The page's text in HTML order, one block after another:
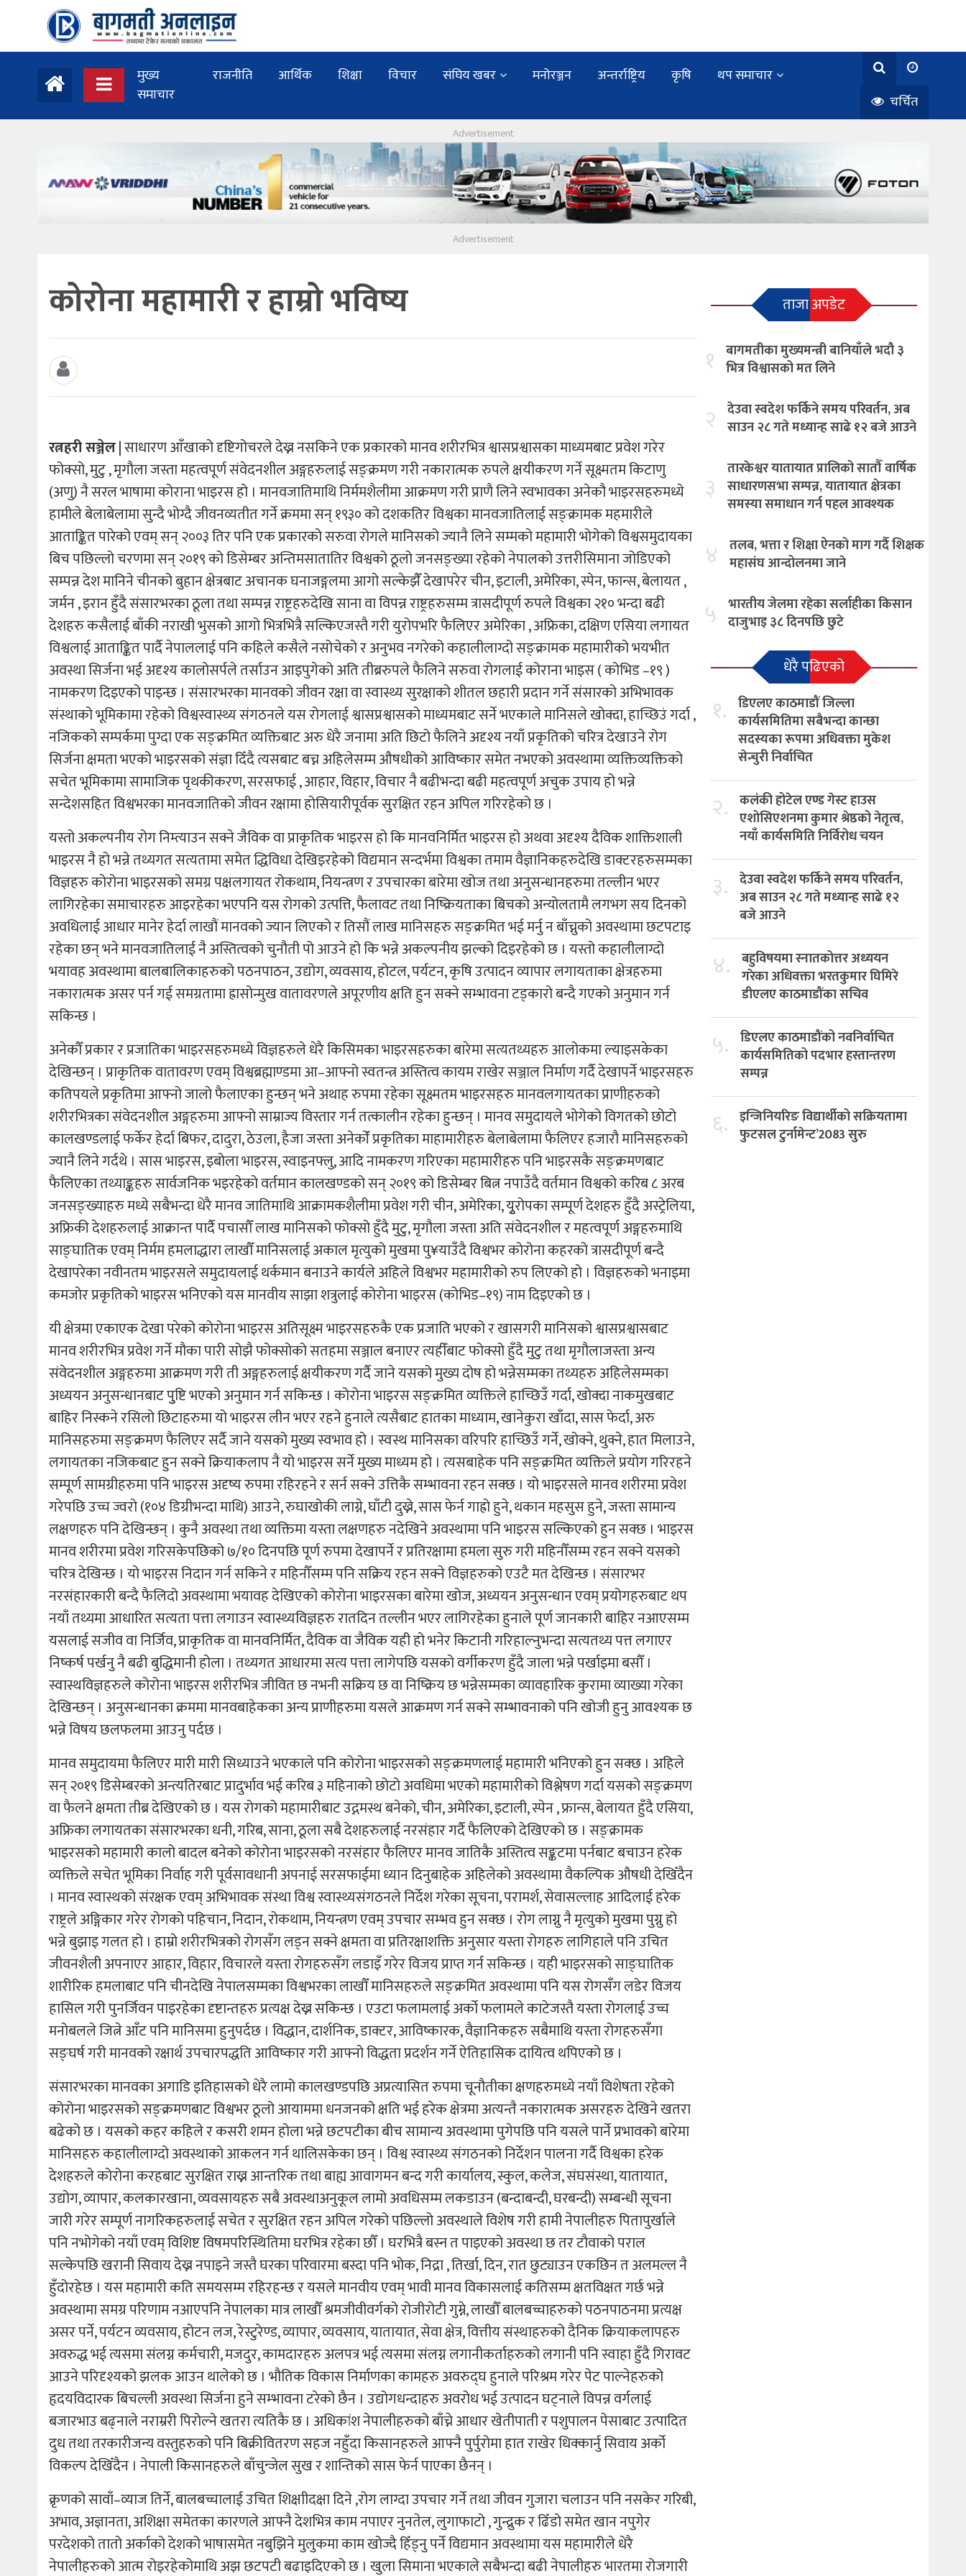
मुख्य
समाचार
राजनीति आर्थिक शिक्षा विचार संघिय खबर मनोरञ्जन अन्तर्राष्ट्रिय कृषि
थप समाचार
चर्चित
कोरोना महामारी र हाम्रो भविष्य
रत्नहरी सञ्जेल| साधारण आँखाको दृष्टिगोचरले देख्न नसकिने एक प्रकारको मानव शरीरभित्र श्वासप्रश्वासका माध्यमबाट प्रवेश गरेर
फोक्सो, मुटु , मृगौला जस्ता महत्वपूर्ण संवेदनशील अङ्गहरुलाई सङ्क्रमण गरी नकारात्मक रुपले क्षयीकरण गर्ने सूक्ष्मतम किटाणु
(अणु) नै सरल भाषामा कोराना भाइरस हो । मानवजातिमाथि निर्ममशैलीमा आक्रमण गरी प्राणै लिने स्वभावका अनेकौ भाइरसहरुमध्ये
हामीले बेलाबेलामा सुन्दै भोग्दै जीवनव्यतीत गर्ने क्रममा सन् १९३० को दशकतिर विश्वका मानवजातिलाई सङ्क्रामक महमारीले
आताङ्कित पारेको एवम् सन् २००३ तिर पनि एक प्रकारको सरुवा रोगले मानिसको ज्यानै लिने सम्मको महामारी भोगेको विश्वसमुदायका
बिच पछिल्लो चरणमा सन् २०१९ को डिसेम्बर अन्तिमसातातिर विश्वको ठूलो जनसङ्ख्या रहेको नेपालको उत्तरीसिमाना जोडिएको
सम्पन्न देश मानिने चीनको बुहान क्षेत्रबाट अचानक घनाजङ्गलमा आगो सल्केझैँ देखापरेर चीन, इटाली, अमेरिका, स्पेन, फान्स, बेलायत ,
जर्मन , इरान हुँदै संसारभरका ठूला तथा सम्पन्न राष्ट्रहरुदेखि साना वा विपन्न राष्ट्रहरुसम्म त्रासदीपूर्ण रुपले विश्वका २१० भन्दा बढी
देशहरु कसैलाई बाँकी नराखी भुसको आगो भित्रभित्रै सल्किएजस्तै गरी युरोपभरि फैलिएर अमेरिका , अफ्रिका, दक्षिण एसिया लगायत
विश्वलाई आताङ्कित पार्दै नेपाललाई पनि कहिले कसैले नसोचेको र अनुभव नगरेको कहालीलाग्दो सङ्क्रामक महामारीको भयभीत
अवस्था सिर्जना भई अदृश्य कालोसर्पले तर्साउन आइपुगेको अति तीब्ररुपले फैलिने सरुवा रोगलाई कोराना भाइस ( कोभिड –१९ )
नामकरण दिइएको पाइन्छ । संसारभरका मानवको जीवन रक्षा वा स्वास्थ्य सुरक्षाको शीतल छहारी प्रदान गर्ने संसारको अभिभावक
संस्थाको भूमिकामा रहेको विश्वस्वास्थ्य संगठनले यस रोगलाई श्वासप्रश्वासको माध्यमबाट सर्ने भएकाले मानिसले खोक्दा, हाच्छिउं गर्दा ,
नजिकको सम्पर्कमा पुग्दा एक सङ्क्रमित व्यक्तिबाट अरु धेरै जनामा अति छिटो फैलिने अदृश्य नयाँ प्रकृतिको चरित्र देखाउने रोग
सिर्जना क्षमता भएको भाइरसको संज्ञा दिँदै त्यसबाट बच्न अहिलेसम्म औषधीको आविष्कार समेत नभएको अवस्थामा व्यक्तिव्यक्तिको
सचेत भूमिकामा सामाजिक पृथकीकरण, सरसफाई , आहार, विहार, विचार नै बढीभन्दा बढी महत्वपूर्ण अचुक उपाय हो भन्ने
सन्देशसहित विश्वभरका मानवजातिको जीवन रक्षामा होसियारीपूर्वक सुरक्षित रहन अपिल गरिरहेको छ ।
यस्तो अकल्पनीय रोग निम्त्याउन सक्ने जैविक वा प्राकृतिक भाइरस हो कि मानवनिर्मित भाइरस हो अथवा अदृश्य दैविक शाक्तिशाली
भाइरस नै हो भन्ने तथ्यगत सत्यतामा समेत द्धिविधा देखिइरहेको विद्यमान सन्दर्भमा विश्वका तमाम वैज्ञानिकहरुदेखि डाक्टरहरुसम्मका
विज्ञहरु कोरोना भाइरसको समग्र पक्षलगायत रोकथाम, नियन्त्रण र उपचारका बारेमा खोज तथा अनुसन्धानहरुमा तल्लीन भएर
लागिरहेका समाचारहरु आइरहेका भएपनि यस रोगको उत्पत्ति, फैलावट तथा निष्क्रियताका बिचको अन्योलतामै लगभग सय दिनको
अवधिलाई आधार मानेर हेर्दा लाखौं मानवको ज्यान लिएको र तिसौं लाख मानिसहरु सङ्क्रमित भई मर्नु न बाँच्नुको अवस्थामा छटपटाइ
रहेका छन् भने मानवजातिलाई नै अस्तित्वको चुनौती पो आउने हो कि भन्ने अकल्पनीय झल्को दिइरहेको छ । यस्तो कहालीलाग्दो
भयावह अवस्थामा बालबालिकाहरुको पठनपाठन, उद्योग, व्यवसाय, होटल, पर्यटन, कृषि उत्पादन व्यापार लगायताका क्षेत्रहरुमा
नकारात्मक असर पर्न गई समग्रतामा ह्रासोन्मुख वातावरणले अपूरणीय क्षति हुन सक्ने सम्भावना टड्कारो बन्दै गएको अनुमान गर्न
सकिन्छ ।
अनेकौँ प्रकार र प्रजातिका भाइरसहरुमध्ये विज्ञहरुले धेरै किसिमका भाइरसहरुका बारेमा सत्यतथ्यहरु आलोकमा ल्याइसकेका
देखिन्छन् । प्राकृतिक वातावरण एवम् विश्वब्रह्माण्डमा आ–आफ्नो स्वतन्त्र अस्तित्व कायम राखेर सञ्जाल निर्माण गर्दै देखापर्ने भाइरसहरु
कतिपयले प्रकृतिमा आफ्नो जालो फैलाएका हुन्छन् भने अथाह रुपमा रहेका सूक्ष्मतम भाइरसहरु मानवलगायतका प्राणीहरुको
शरीरभित्रका संवेदनशील अङ्गहरुमा आफ्नो साम्राज्य विस्तार गर्न तत्कालीन रहेका हुन्छन् । मानव समुदायले भोगेको विगतको छोटो
कालखण्डलाई फर्केर हेर्दा बिफर, दादुरा, ठेउला, हैजा जस्ता अनेकोँ प्रकृतिका माहामारीहरु बेलाबेलामा फैलिएर हजारौ मानिसहरुको
ज्यानै लिने गर्दथे । सास भाइरस, इबोला भाइरस, स्वाइनफ्लु, आदि नामकरण गरिएका महामारीहरु पनि भाइरसकै सङ्क्रमणबाट
फैलिएका तथ्याङ्कहरु सार्वजनिक भइरहेको वर्तमान कालखण्डको सन् २०१९ को डिसेम्बर बित्न नपाउँदै वर्तमान विश्वको करिब ८ अरब
जनसङ्ख्याहरु मध्ये सबैभन्दा धेरै मानव जातिमाथि आक्रामकशैलीमा प्रवेश गरी चीन, अमेरिका, युृरोपका सम्पूर्ण देशहरु हुँदै अस्ट्रेलिया,
अफ्रिकी देशहरुलाई आक्रान्त पार्दै पचासौँ लाख मानिसको फोक्सो हुँदै मुटु, मृगौला जस्ता अति संवेदनशील र महत्वपूर्ण अङ्गहरुमाथि
साङ्घातिक एवम् निर्मम हमलाद्धारा लाखौँ मानिसलाई अकाल मृत्युको मुखमा पु¥याउँदै विश्वभर कोरोना कहरको त्रासदीपूर्ण बन्दै
देखापरेका नवीनतम भाइरसले समुदायलाई थर्कमान बनाउने कार्यले अहिले विश्वभर महामारीको रुप लिएको हो । विज्ञहरुको भनाइमा
कमजोर प्रकृतिको भाइरस भनिएको यस मानवीय साझा शत्रुलाई कोरोना भाइरस (कोभिड–१९) नाम दिइएको छ ।
यी क्षेत्रमा एकाएक देखा परेको कोरोना भाइरस अतिसूक्ष्म भाइरसहरुकै एक प्रजाति भएको र खासगरी मानिसको श्वासप्रश्वासबाट
मानव शरीरभित्र प्रवेश गर्ने मौका पारी सोझै फोक्सोको सतहमा सञ्जाल बनाएर त्यहीँबाट फोक्सो हुँदै मुटु तथा मृगौलाजस्ता अन्य
संवेदनशील अङ्गहरुमा आक्रमण गरी ती अङ्गहरुलाई क्षयीकरण गर्दै जाने यसको मुख्य दोष हो भन्नेसम्मका तथ्यहरु अहिलेसम्मका
अध्ययन अनुसन्धानबाट पुुष्टि भएको अनुमान गर्न सकिन्छ । कोरोना भाइरस सङ्क्रमित व्यक्तिले हाच्छिउँ गर्दा, खोक्दा नाकमुखबाट
बाहिर निस्कने रसिलो छिटाहरुमा यो भाइरस लीन भएर रहने हुनाले त्यसैबाट हातका माध्याम, खानेकुरा खाँदा, सास फेर्दा, अरु
मानिसहरुमा सङ्क्रमण फैलिएर सर्दै जाने यसको मुख्य स्वभाव हो । स्वस्थ मानिसका वरिपरि हाच्छिउँ गर्ने, खोक्ने, थुक्ने, हात मिलाउने,
लगायतका नजिकबाट हुन सक्ने क्रियाकलाप नै यो भाइरस सर्ने मुख्य माध्यम हो । त्यसबाहेक पनि सङ्क्रमित व्यक्तिले प्रयोग गरिरहने
सम्पूर्ण सामग्रीहरुमा पनि भाइरस अदृष्य रुपमा रहिरहने र सर्न सक्ने उत्तिकै सम्भावना रहन सक्छ । यो भाइरसले मानव शरीरमा प्रवेश
गरेपछि उच्च ज्वरो (१०४ डिग्रीभन्दा माथि) आउने, रुघाखोकी लाग्ने, घाँटी दुख्ने, सास फेर्न गाह्रो हुने, थकान महसुस हुने, जस्ता सामान्य
लक्षणहरु पनि देखिन्छन् । कुनै अवस्था तथा व्यक्तिमा यस्ता लक्षणहरु नदेखिने अवस्थामा पनि भाइरस सल्किएको हुन सक्छ । भाइरस
मानव शरीरमा प्रवेश गरिसकेपछिको ७/१० दिनपछि पूर्ण रुपमा देखापर्ने र प्रतिरक्षामा हमला सुरु गरी महिनौँसम्म रहन सक्ने यसको
चरित्र देखिन्छ । यो भाइरस निदान गर्न सकिने र महिनौँसम्म पनि सक्रिय रहन सक्ने विज्ञहरुको एउटै मत देखिन्छ । संसारभर
नरसंहारकारी बन्दै फैलिदो अवस्थामा भयावह देखिएको कोरोना भाइरसका बारेमा खोज, अध्ययन अनुसन्धान एवम् प्रयोगहरुबाट थप
नयाँ तथ्यमा आधारित सत्यता पत्ता लगाउन स्वास्थ्यविज्ञहरु रातदिन तल्लीन भएर लागिरहेका हुनाले पूर्ण जानकारी बाहिर नआएसम्म
यसलाई सजीव वा निर्जिव, प्राकृतिक वा मानवनिर्मित, दैविक वा जैविक यही हो भनेर किटानी गरिहाल्नुभन्दा सत्यतथ्य पत्त लगाएर
निष्कर्ष पर्खनु नै बढी बुद्धिमानी होला । तथ्यगत आधारमा सत्य पत्ता लागेपछि यसको वर्गीकरण हुँदै जाला भन्ने पर्खाइमा बसौँ ।
स्वास्थविज्ञहरुले कोरोना भाइरस शरीरभित्र जीवित छ नभनी सक्रिय छ वा निष्क्रिय छ भन्नेसम्मका व्यावहारिक कुरामा व्याख्या गरेका
देखिन्छन् । अनुसन्धानका क्रममा मानवबाहेकका अन्य प्राणीहरुमा यसले आक्रमण गर्न सक्ने सम्भावनाको पनि खोजी हुनु आवश्यक छ
भन्ने विषय छलफलमा आउनु पर्दछ ।
मानव समुदायमा फैलिएर मारी मारी सिध्याउने भएकाले पनि कोरोना भाइरसको सङ्क्रमणलाई महामारी भनिएको हुन सक्छ । अहिले
सन् २०१९ डिसेम्बरको अन्त्यतिरबाट प्रादुर्भाव भई करिब ३ महिनाको छोटो अवधिमा भएको महामारीको विश्लेषण गर्दा यसको सङ्क्रमण
वा फैलने क्षमता तीब्र देखिएको छ । यस रोगको महामारीबाट उद्गमस्थ बनेको, चीन, अमेरिका, इटाली, स्पेन , फ्रान्स, बेलायत हुँदै एसिया,
अफ्रिका लगायतका संसारभरका धनी, गरिब, साना, ठूला सबै देशहरुलाई नरसंहार गर्दै फैलिएको देखिएको छ । सङ्क्रामक
भाइरसको महामारी कालो बादल बनेको कोरोना भाइरसको नरसंहार फैलिएर मानव जातिकै अस्तित्व सङ्कटमा पर्नबाट बचाउन हरेक
व्यक्तिले सचेत भूमिका निर्वाह गरी पूर्वसावधानी अपनाई सरसफाईमा ध्यान दिनुबाहेक अहिलेको अवस्थामा वैकल्पिक औषधी देखिँदैन
। मानव स्वास्थको संरक्षक एवम् अभिभावक संस्था विश्व स्वास्थ्यसंगठनले निर्देश गरेका सूचना, परामर्श, सेवासल्लाह आदिलाई हरेक
राष्ट्रले अङ्गिकार गरेर रोगको पहिचान, निदान, रोकथाम, नियन्त्रण एवम् उपचार सम्भव हुन सक्छ । रोग लाग्नु नै मृत्युको मुखमा पुग्नु हो
भन्ने बुझाइ गलत हो । हाम्रो शरीरभित्रको रोगसँग लड्न सक्ने क्षमता वा प्रतिरक्षाशक्ति अनुसार यस्ता रोगहरु लागिहाले पनि उचित
जीवनशैली अपनाएर आहार, विहार, विचारले यस्ता रोगहरुसँग लडाइँ गरेर विजय प्राप्त गर्न सकिन्छ । यही भाइरसको साङ्घातिक
शारीरिक हमलाबाट पनि चीनदेखि नेपालसम्मका विश्वभरका लाखौँ मानिसहरुले सङ्क्रमित अवस्थामा पनि यस रोगसँग लडेर विजय
हासिल गरी पुनर्जिवन पाइरहेका दृष्टान्तहरु प्रत्यक्ष देख्न सकिन्छ । एउटा फलामलाई अर्को फलामले काटेजस्तै यस्ता रोगलाई उच्च
मनोबलले जित्ने आँट पनि मानिसमा हुनुपर्दछ । विद्धान, दार्शनिक, डाक्टर, आविष्कारक, वैज्ञानिकहरु सबैमाथि यस्ता रोगहरुसँगा
सङ्घर्ष गरी मानवको रक्षार्थ उपचारपद्धति आविष्कार गरी आफ्नो विद्धता प्रदर्शन गर्ने ऐतिहासिक दायित्व थपिएको छ ।
संसारभरका मानवका अगाडि इतिहासको धेरै लामो कालखण्डपछि अप्रत्यासित रुपमा चूनौतीका क्षणहरुमध्ये नयाँ विशेषता रहेको
कोरोना भाइरसको सङ्क्रमणबाट विश्वभर ठूलो आयाममा धनजनको क्षति भई हरेक क्षेत्रमा अत्यन्तै नकारात्मक असरहरु देखिने खतरा
बढेको छ । यसको कहर कहिले र कसरी शमन होला भन्ने छटपटीका बीच सामान्य अवस्थामा पुगेपछि पनि यसले पार्ने प्रभावको बारेमा
मानिसहरु कहालीलाग्दो अवस्थाको आकलन गर्न थालिसकेका छन् । विश्व स्वास्थ्य संगठनको निर्देशन पालना गर्दै विश्वका हरेक
देशहरुले कोरोना करहबाट सुरक्षित राख्न आन्तरिक तथा बाह्य आवागमन बन्द गरी कार्यालय, स्कुल, कलेज, संघसंस्था, यातायात,
उद्योग, व्यापार, कलकारखाना, व्यवसायहरु सबै अवस्थाअनुकूल लामो अवधिसम्म लकडाउन (बन्दाबन्दी, घरबन्दी) सम्बन्धी सूचना
जारी गरेर सम्पूर्ण नागरिकहरुलाई सचेत र सुरक्षित रहन अपिल गरेको पछिल्लो अवस्थाले विशेष गरी हामी नेपालीहरु पितापुर्खाले
पनि नभोगेको नयाँ एवम् विशिष्ट विषमपरिस्थितिमा घरभित्र रहेका छौँ । घरभित्रै बस्न त पाइएको अवस्था छ तर टौवाको पराल
सल्केपछि खरानी सिवाय देख्न नपाइने जस्तै घरका परिवारमा बस्दा पनि भोक, निद्रा , तिर्खा, दिन, रात छुट्याउन एकछिन त अलमल्ल नै
हुँदोरहेछ । यस महामारी कति समयसम्म रहिरहन्छ र यसले मानवीय एवम् भावी मानव विकासलाई कतिसम्म क्षतविक्षत गर्छ भन्ने
अवस्थामा समग्र परिणाम नआएपनि नेपालका मात्र लाखौँ श्रमजीवीवर्गको रोजीरोटी गुम्ने, लाखौँ बालबच्चाहरुको पठनपाठनमा प्रत्यक्ष
असर पर्ने, पर्यटन व्यवसाय, होटन लज, रेस्टुरेण्ड, व्यापार, व्यवसाय, यातायात, सेवा क्षेत्र, वित्तीय संस्थाहरुको दैनिक क्रियाकलापहरु
अवरुद्ध भई त्यसमा संलग्न कर्मचारी, मजदुर, कामदारहरु अलपत्र भई त्यसमा संलग्न लगानीकर्ताहरुको लगानी पनि स्वाहा हुँदै गिरावट
आउने परिदृश्यको झलक आउन थालेको छ । भौतिक विकास निर्माणका कामहरु अवरुद्घ हुनाले परिश्रम गरेर पेट पाल्नेहरुको
हृदयविदारक बिचल्ली अवस्था सिर्जना हुने सम्भावना टरेको छैन । उद्योगधन्दाहरु अवरोध भई उत्पादन घट्नाले विपन्न वर्गलाई
बजारभाउ बढ्नाले नराम्ररी पिरोल्ने खतरा त्यतिकै छ । अधिकांश नेपालीहरुको बाँच्ने आधार खेतीपाती र पशुपालन पेसाबाट उत्पादित
दुध तथा तरकारीजन्य वस्तुहरुको पनि बिक्रीवितरण सहज नहुँदा किसानहरुले आफ्नै पुर्पुरोमा हात राखेर धिक्कार्नु सिवाय अर्को
विकल्प देखिँदैन । नेपाली किसानहरुले बाँचुन्जेल सुख र शान्तिको सास फेर्न पाएका छैनन् ।
क्रृणको सावाँ–व्याज तिर्ने, बालबच्चालाई उचित शिक्षाीदक्षा दिने ,रोग लाग्दा उपचार गर्ने तथा जीवन गुजारा चलाउन पनि नसकेर गरिबी,
अभाव, अज्ञानता, अशिक्षा समेतका कारणले आफ्नै देशभित्र काम नपाएर नुनतेल, लुगाफाटो , गुन्द्रुक र ढिँडो समेत खान नपुगेर
परदेशको तातो अर्काको देशको भाषासमेत नबुझिने मुलुकमा काम खोज्दै हिँड्नु पर्ने विद्यमान अवस्थामा यस महामारीले धेरै
नेपालीहरुको आत्म रोइरहेकोमाथि अझ छटपटी बढाइदिएको छ । खुला सिमाना भएकाले सबैभन्दा बढी नेपालीहरु भारतमा रोजगारी
ताजा अपडेट
१ बागमतीका मुख्यमन्त्री बानियाँले भदौ ३
भित्र विश्वासको मत लिने
२ देउवा स्वदेश फर्किने समय परिवर्तन, अब
साउन २८ गते मध्यान्ह साढे १२ बजे आउने
३
तारकेश्वर यातायात प्रालिको सातौँ वार्षिक
साधारणसभा सम्पन्न, यातायात क्षेत्रका
समस्या समाधान गर्न पहल आवश्यक
४ तलब, भत्ता र शिक्षा ऐनको माग गर्दै शिक्षक
महासंघ आन्दोलनमा जाने
५ भारतीय जेलमा रहेका सर्लाहीका किसान
दाजुभाइ ३८ दिनपछि छुटे
धेरै पढिएको
१. डिएलए काठमाडौं जिल्ला
कार्यसमितिमा सबैभन्दा कान्छा
सदस्यका रूपमा अधिवक्ता मुकेश
सेन्चुरी निर्वाचित
२. कलंकी होटेल एण्ड गेस्ट हाउस
एशोसिएशनमा कुमार श्रेष्ठको नेतृत्व,
नयाँ कार्यसमिति निर्विरोध चयन
३. देउवा स्वदेश फर्किने समय परिवर्तन,
अब साउन २८ गते मध्यान्ह साढे १२
बजे आउने
४. बहुविषयमा स्नातकोत्तर अध्ययन
गरेका अधिवक्ता भरतकुमार घिमिरे
डीएलए काठमाडौंका सचिव
५. डिएलए काठमाडौंको नवनिर्वाचित
कार्यसमितिको पदभार हस्तान्तरण
सम्पन्न
६. इन्जिनियरिङ विद्यार्थीको सक्रियतामा
फुटसल टुर्नामेन्ट’2083 सुरु